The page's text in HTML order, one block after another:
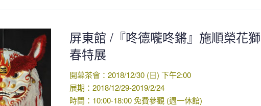
屏東館 /『咚德嚨咚鏘』施順榮花
春特展
開幕茶會：2018/12/30 (日) 下午2:00
展期：2018/12/29-2019/2/24
時間：10:00-18:00 免費參觀 (週一休館)